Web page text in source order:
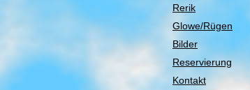
Rerik
Glowe/Rügen
Bilder
Reservierung
Kontakt